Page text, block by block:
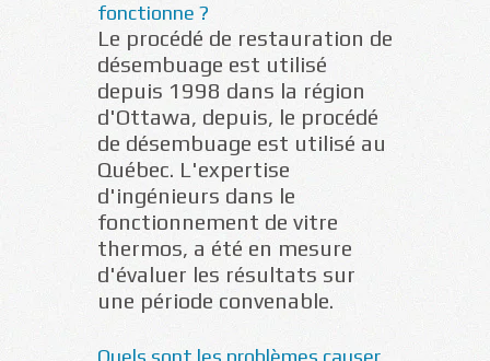
fonctionne ?
Le procédé de restauration de
désembuage est utilisé
depuis 1998 dans la région
d'Ottawa, depuis, le procédé
de désembuage est utilisé au
Québec. L'expertise
d'ingénieurs dans le
fonctionnement de vitre
thermos, a été en mesure
d'évaluer les résultats sur
une période convenable.